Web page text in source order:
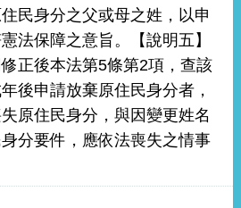
民身分之父或母之姓，以申
法保障之意旨。【說明五】
正後本法第5條第2項，查該
後申請放棄原住民身分者，
原住民身分，與因變更姓名
分要件，應依法喪失之情事